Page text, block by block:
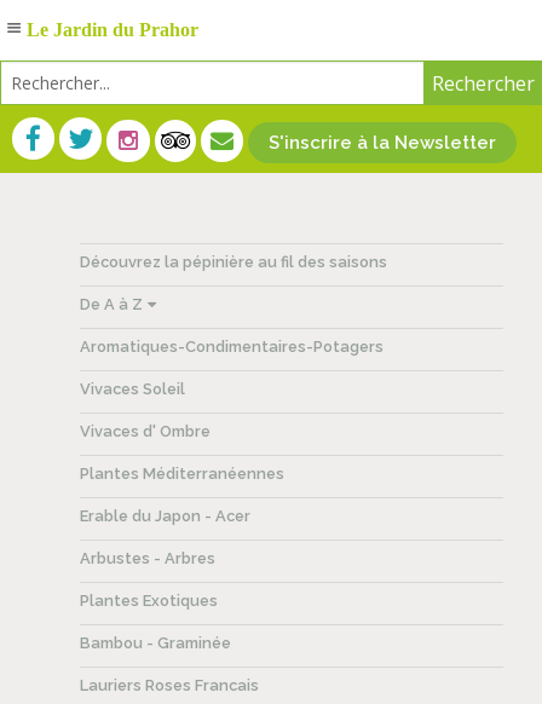
S'inscrire à la Newsletter
Découvrez la pépinière au fil des saisons
De A à Z
Aromatiques-Condimentaires-Potagers
Vivaces Soleil
Vivaces d' Ombre
Plantes Méditerranéennes
Erable du Japon - Acer
Arbustes - Arbres
Plantes Exotiques
Bambou - Graminée
Lauriers Roses Francais
Le Jardin du Prahor